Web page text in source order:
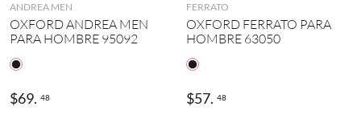
ANDREA MEN
OXFORD ANDREA MEN
PARA HOMBRE 95092
$69. 48
FERRATO
OXFORD FERRATO PARA
HOMBRE 63050
$57. 48